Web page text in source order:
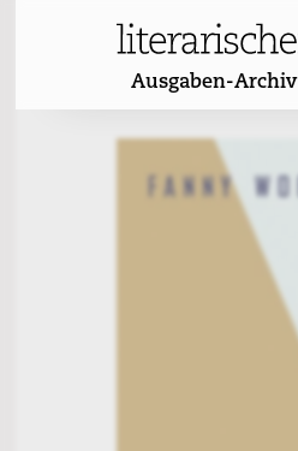
Ausgaben-Archiv